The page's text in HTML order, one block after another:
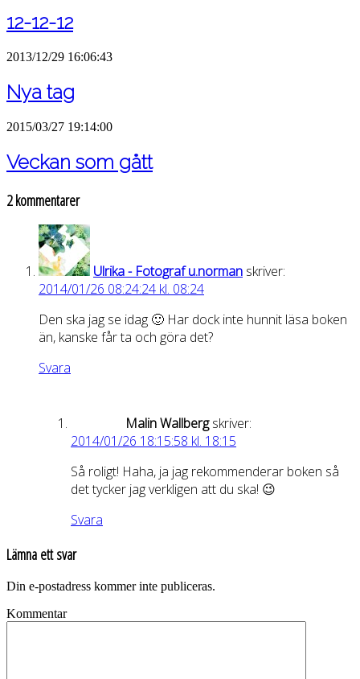
12-12-12
2013/12/29 16:06:43
Nya tag
2015/03/27 19:14:00
Veckan som gått
2 kommentarer
Ulrika - Fotograf u.norman skriver:
2014/01/26 08:24:24 kl. 08:24
Den ska jag se idag 🙂 Har dock inte hunnit läsa boken
än, kanske får ta och göra det?
Svara
Malin Wallberg skriver:
2014/01/26 18:15:58 kl. 18:15
Så roligt! Haha, ja jag rekommenderar boken så
det tycker jag verkligen att du ska! 😉
Svara
Lämna ett svar
Din e-postadress kommer inte publiceras.
Kommentar